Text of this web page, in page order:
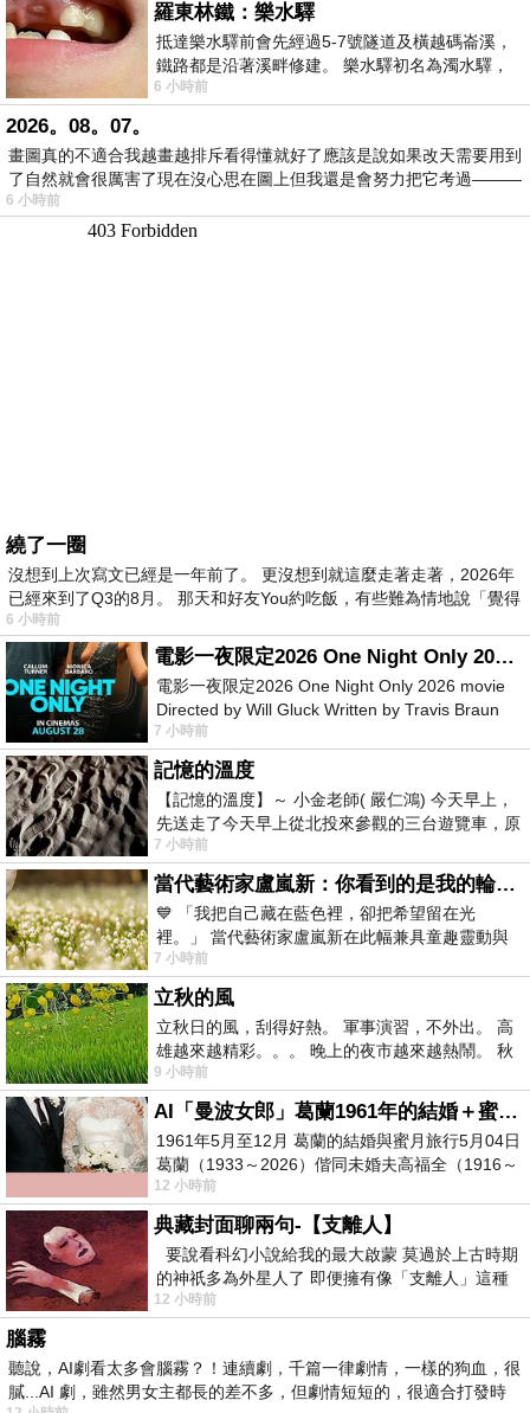
羅東林鐵：樂水驛
抵達樂水驛前會先經過5-7號隧道及橫越碼崙溪，
鐵路都是沿著溪畔修建。 樂水驛初名為濁水驛，
但因與臺鐵集集線車站同名，於1953
6 小時前
2026。08。07。
畫圖真的不適合我越畫越排斥看得懂就好了應該是說如果改天需要用到
了自然就會很厲害了現在沒心思在圖上但我還是會努力把它考過———
6 小時前
繞了一圈
沒想到上次寫文已經是一年前了。 更沒想到就這麼走著走著，2026年
已經來到了Q3的8月。 那天和好友You約吃飯，有些難為情地說「覺得
6 小時前
電影一夜限定2026 One Night Only 2026 movie
電影一夜限定2026 One Night Only 2026 movie
Directed by Will Gluck Written by Travis Braun
Starring Monica Barbaro
7 小時前
記憶的溫度
【記憶的溫度】～ 小金老師( 嚴仁鴻) 今天早上，
先送走了今天早上從北投來參觀的三台遊覽車，原
以為展場已經差不多要安靜下來，卻發
7 小時前
當代藝術家盧嵐新：你看到的是我的輪廓，還是你的故事？——藏在藍色裡的希望與光
💙 「我把自己藏在藍色裡，卻把希望留在光
裡。」 當代藝術家盧嵐新在此幅兼具童趣靈動與
抽象韻味的新作中，用湛藍的羽翼般色塊包覆著
7 小時前
立秋的風
立秋日的風，刮得好熱。 軍事演習，不外出。 高
雄越來越精彩。。。 晚上的夜市越來越熱鬧。 秋
天的風刮得很熱 夜遊消暑熱。。。
9 小時前
AI「曼波女郎」葛蘭1961年的結婚＋蜜月旅行 #戀上老電影 #葛蘭 #粟子
1961年5月至12月 葛蘭的結婚與蜜月旅行5月04日
葛蘭（1933～2026）偕同未婚夫高福全（1916～
2004）乘郵輪赴倫敦6月15日於英國倫敦St.S
12 小時前
典藏封面聊兩句-【支離人】
要說看科幻小說給我的最大啟蒙 莫過於上古時期
的神祇多為外星人了 即便擁有像「支離人」這種
驚世駭俗的神通法門 也未必讀
12 小時前
腦霧
聽說，AI劇看太多會腦霧？！連續劇，千篇一律劇情，一樣的狗血，很
膩...AI 劇，雖然男女主都長的差不多，但劇情短短的，很適合打發時